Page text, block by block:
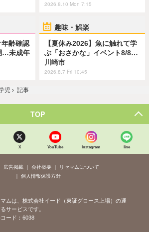
2026.8.10 Mon 7:15
齢確認
…未成年
趣味・娯楽
【夏休み2026】魚に触れて学
ぶ「おさかな」イベント8/8…
川崎市
2026.8.7 Fri 10:45
児 › 記事
TOP
X YouTube Instagram line
広告掲載 会社概要
リセマムについて
個人情報保護方針
マムは、株式会社イード（東証グロース上場）の運
サービスです。
ード：6038